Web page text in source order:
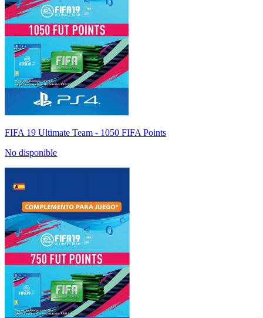
FIFA 19 Ultimate Team - 1050 FIFA Points
No disponible